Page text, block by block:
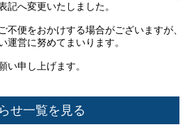
記へ変更いたしました。
不便をおかけする場合がございますが、
運営に努めてまいります。
い申し上げます。
せ一覧を見る